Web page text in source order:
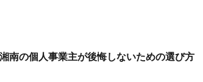
南の個人事業主が後悔しないための選び方